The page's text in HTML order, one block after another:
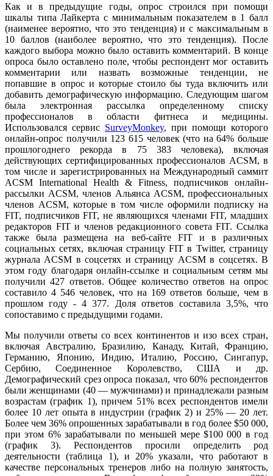
Как и в предыдущие годы, опрос строился при помощи
шкалы типа Лайкерта с минимальным показателем в 1 балл
(наименее вероятно, что это тенденция) и с максимальным в
10 баллов (наиболее вероятно, что это тенденция). После
каждого выбора можно было оставить комментарий. В конце
опроса было оставлено поле, чтобы респондент мог оставить
комментарии или назвать возможные тенденции, не
попавшие в опрос и которые стоило бы туда включить или
добавить демографическую информацию. Следующим шагом
была электронная рассылка определенному списку
профессионалов в области фитнеса и медицины.
Использовался сервис SurveyMonkey, при помощи которого
онлайн-опрос получили 123 615 человек (что на 64% больше
прошлогоднего рекорда в 75 383 человека), включая
действующих сертифицированных профессионалов ACSM, в
том числе и зарегистрированных на Международный саммит
ACSM International Health & Fitness, подписчиков онлайн-
рассылки ACSM, членов Альянса ACSM, профессиональных
членов ACSM, которые в том числе оформили подписку на
FIT, подписчиков FIT, не являющихся членами FIT, младших
редакторов FIT и членов редакционного совета FIT. Ссылка
также была размещена на веб-сайте FIT и в различных
социальных сетях, включая страницу FIT в Twitter, страницу
журнала ACSM в соцсетях и страницу ACSM в соцсетях. В
этом году благодаря онлайн-ссылке и социальным сетям мы
получили 427 ответов. Общее количество ответов на опрос
составило 4 546 человек, что на 169 ответов больше, чем в
прошлом году - 4 377. Доля ответов составила 3,5%, что
сопоставимо с предыдущими годами.
Мы получили ответы со всех континентов и изо всех стран,
включая Австралию, Бразилию, Канаду, Китай, Францию,
Германию, Японию, Индию, Италию, Россию, Сингапур,
Сербию, Соединенное Королевство, США и др.
Демографический срез опроса показал, что 60% респондентов
были женщинами (40 — мужчинами) и принадлежали разным
возрастам (график 1), причем 51% всех респондентов имели
более 10 лет опыта в индустрии (график 2) и 25% — 20 лет.
Более чем 36% опрошенных зарабатывали в год более $50 000,
при этом 6% зарабатывали по меньшей мере $100 000 в год
(график 3). Респондентов просили определить род
деятельности (таблица 1), и 20% указали, что работают в
качестве персональных тренеров либо на полную занятость,